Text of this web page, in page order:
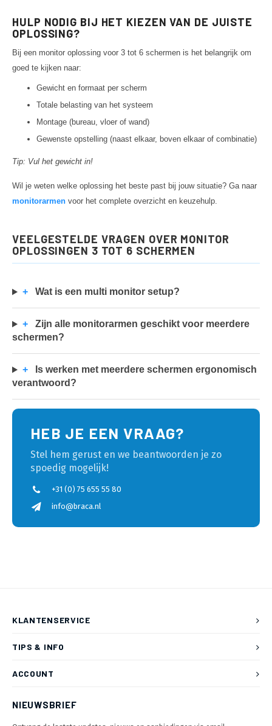
HULP NODIG BIJ HET KIEZEN VAN DE JUISTE
OPLOSSING?
Bij een monitor oplossing voor 3 tot 6 schermen is het belangrijk om
goed te kijken naar:
Gewicht en formaat per scherm
Totale belasting van het systeem
Montage (bureau, vloer of wand)
Gewenste opstelling (naast elkaar, boven elkaar of combinatie)
Tip: Vul het gewicht in!
Wil je weten welke oplossing het beste past bij jouw situatie? Ga naar
monitorarmen voor het complete overzicht en keuzehulp.
VEELGESTELDE VRAGEN OVER MONITOR
OPLOSSINGEN 3 TOT 6 SCHERMEN
+ Wat is een multi monitor setup?
+
Zijn alle monitorarmen geschikt voor meerdere
schermen?
+
Is werken met meerdere schermen ergonomisch
verantwoord?
HEB JE EEN VRAAG?
Stel hem gerust en we beantwoorden je zo
spoedig mogelijk!
+31 (0) 75 655 55 80
info@braca.nl
KLANTENSERVICE
TIPS & INFO
ACCOUNT
NIEUWSBRIEF